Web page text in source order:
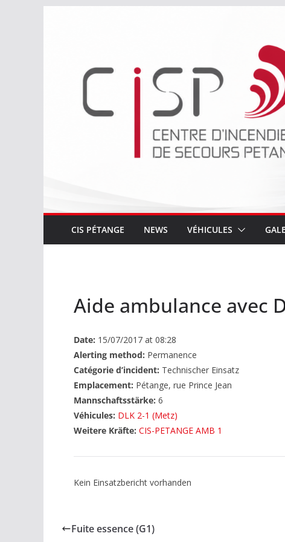
CIS PÉTANGE NEWS VÉHICULES
Aide ambulance avec
Date: 15/07/2017 at 08:28
Alerting method: Permanence
Catégorie d’incident: Technischer Einsatz
Emplacement: Pétange, rue Prince Jean
Mannschaftsstärke: 6
Véhicules: DLK 2-1 (Metz)
Weitere Kräfte: CIS-PETANGE AMB 1
Kein Einsatzbericht vorhanden
Fuite essence (G1)